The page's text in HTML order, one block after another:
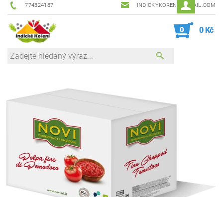
774324187 INDICKYKORENI@GMAIL.COM
0 0 Kč